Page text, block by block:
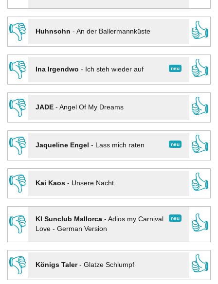
👎
Huhnsohn - An der Ballermannküste
👍
👎
neu
Ina Irgendwo - Ich steh wieder auf
👍
👎
JADE- Angel Of My Dreams
👍
👎
neu
Jaqueline Engel - Lass mich raten
👍
👎
Kai Kaos- Unsere Nacht
👍
👎
neu
KI Sunclub Mallorca- Adios my Carnival
Love - German Version
👍
👎
Königs Taler- Glatze Schlumpf
👍